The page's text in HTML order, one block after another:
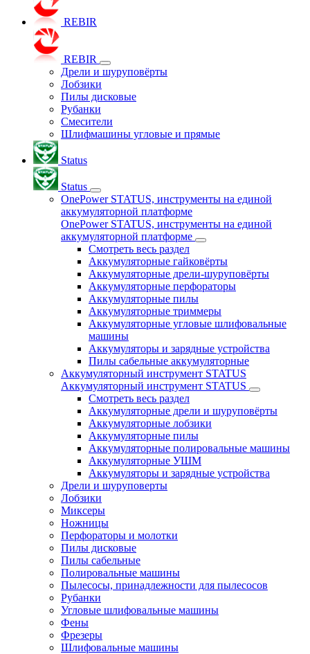
REBIR
REBIR
Дрели и шуруповёрты
Лобзики
Пилы дисковые
Рубанки
Смесители
Шлифмашины угловые и прямые
Status
Status
OnePower STATUS, инструменты на единой
аккумуляторной платформе
OnePower STATUS, инструменты на единой
аккумуляторной платформе
Смотреть весь раздел
Аккумуляторные гайковёрты
Аккумуляторные дрели-шуруповёрты
Аккумуляторные перфораторы
Аккумуляторные пилы
Аккумуляторные триммеры
Аккумуляторные угловые шлифовальные
машины
Аккумуляторы и зарядные устройства
Пилы сабельные аккумуляторные
Аккумуляторный инструмент STATUS
Аккумуляторный инструмент STATUS
Смотреть весь раздел
Аккумуляторные дрели и шуруповёрты
Аккумуляторные лобзики
Аккумуляторные пилы
Аккумуляторные полировальные машины
Аккумуляторные УШМ
Аккумуляторы и зарядные устройства
Дрели и шуруповерты
Лобзики
Миксеры
Ножницы
Перфораторы и молотки
Пилы дисковые
Пилы сабельные
Полировальные машины
Пылесосы, принадлежности для пылесосов
Рубанки
Угловые шлифовальные машины
Фены
Фрезеры
Шлифовальные машины